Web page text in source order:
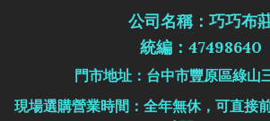
公司名稱：巧巧布
統編：47498640
門市地址：台中市豐原區綠山
現場選購營業時間：全年無休，可直接